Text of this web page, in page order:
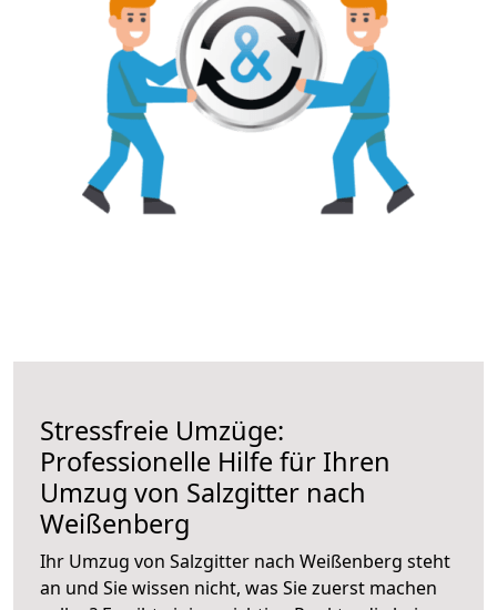
Stressfreie Umzüge:
Professionelle Hilfe für Ihren
Umzug von Salzgitter nach
Weißenberg
Ihr Umzug von Salzgitter nach Weißenberg steht
an und Sie wissen nicht, was Sie zuerst machen